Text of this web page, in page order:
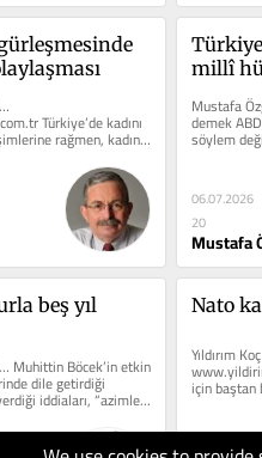
Türkiye’de kadını
rağmen, kadın
sayısı ve...
millî
Mustafa
demek
söylem
06.07.2026
20
Mustafa
beş yıl
Muhittin Böcek’in etkin
dile getirdiği
iddiaları, “azimle...
Nato
Yıldırım
için baştan
Atlantik